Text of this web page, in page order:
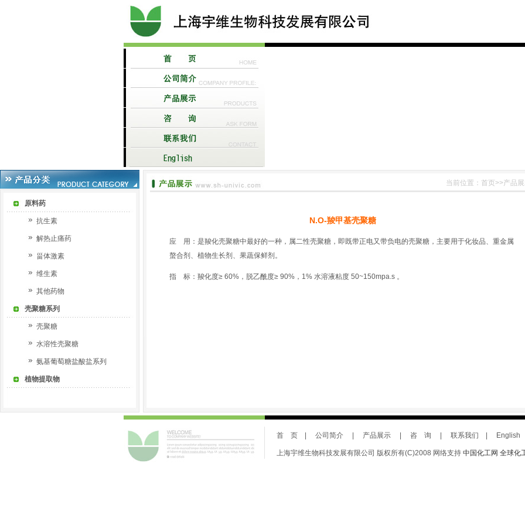
原料药
抗生素
解热止痛药
甾体激素
维生素
其他药物
壳聚糖系列
壳聚糖
水溶性壳聚糖
氨基葡萄糖盐酸盐系列
植物提取物
当前位置：首页>>产品
N.O-羧甲基壳聚糖
应 用：是羧化壳聚糖中最好的一种，属二性壳聚糖，即既带正电又带负电的壳聚糖，主要用于化妆品、重金属
螯合剂、植物生长剂、果蔬保鲜剂。
指 标：羧化度≥ 60%， 脱乙酰度≥ 90%， 1% 水溶液粘度 50~150mpa.s 。
首 页| 公司简介| 产品展示| 咨 询 联系我们 English
上海宇维生物科技发展有限公司 版权所有(C)2008 网络支持 中国化工网 全球化